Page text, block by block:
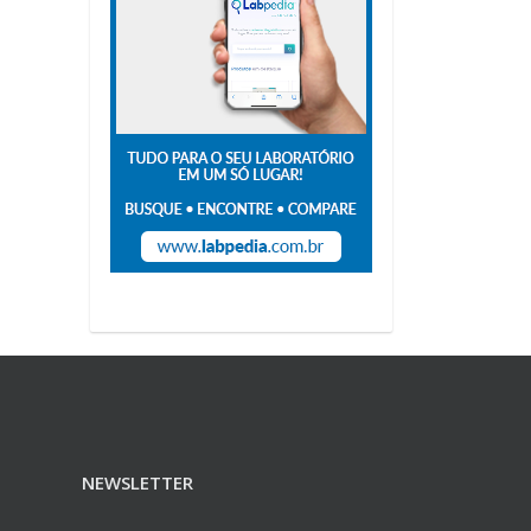
NEWSLETTER